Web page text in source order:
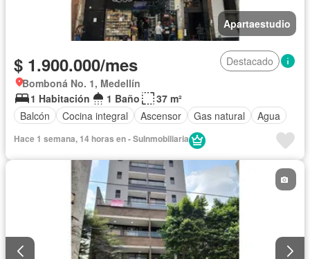
Apartaestudio
$ 1.900.000/mes
Destacado
Bomboná No. 1, Medellín
1 Habitación
1 Baño
37 m²
Balcón
Cocina integral Ascensor Gas natural Agua
Hace 1 semana, 14 horas en - SuInmobiliaria